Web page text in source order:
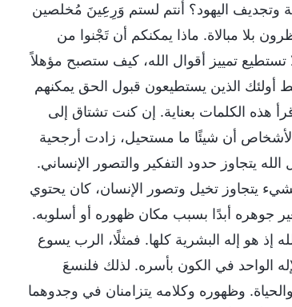
وتجديف اليهود؟ أنتم لستم وَرِعِينَ مُخلصين
بلا مبالاة. ماذا يمكنكم أن تَجْنوا من
تمييز أقوال الله، كيف ستصبح مؤهلاً
أولئك الذين يستطيعون قبول الحق يمكنهم
هذه الكلمات بعناية. إن كنت تشتاق إلى
أن شيئًا ما مستحيل، زادت أرجحية
يتجاوز حدود التفكير والتصور الإنساني.
يتجاوز تخيل وتصور الإنسان، كان يحتوي
جوهره أبدًا بسبب مكان ظهوره أو أسلوبه.
هو إله البشرية كلها. فمثلًا، الرب يسوع
الواحد في الكون بأسره. لذلك فلنسعَ
وظهوره وكلامه يتزامنان في وجدوهما